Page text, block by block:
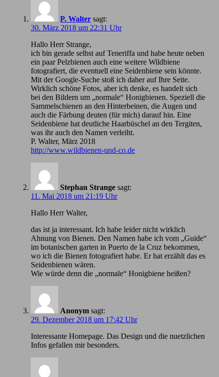
P. Walter sagt:
30. März 2018 um 22:31 Uhr
Hallo Herr Strange,
ich bin gerade selbst auf Teneriffa und habe heute neben
ein paar Pelzbienen auch eine weitere Wildbiene
fotografiert, die eventuell eine Seidenbiene sein könnte.
Mit der Google-Suche stoß ich daher auf Ihre Seite.
Wirklich schöne Fotos, aber ich denke, es handelt sich
bei den Bildern um „normale“ Honigbienen. Speziell die
Sammelschienen an den Hinterbeinen, die Augen und
auch die Färbung deuten (für mich) darauf hin. Eine
Seidenbiene hat deutliche Haarbüschel an den Tergiten,
was ihr auch den Namen verleiht.
P. Walter, März 2018
http://www.wildbienen-und-co.de
Stephan Strange sagt:
11. Mai 2018 um 21:19 Uhr
Hallo Herr Walter,
das ist ja interessant. Ich habe leider nicht wirklich
Ahnung von Bienen. Den Namen habe ich vom „Guide“
im botanischen garten in Puerto de la Cruz bekommen,
wo ich die Bienen fotografiert habe. Er hat erzählt das es
Seidenbienen wären.
Wie würde denn die „normale“ Honigbiene heißen?
Anonym sagt:
29. Dezember 2018 um 17:42 Uhr
Іnteressante Homepage. Das Design und die nuetzlichen
Infos gefallen mir besonders.